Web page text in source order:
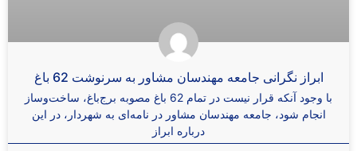
ابراز نگرانی جامعه مهندسان مشاور به سرنوشت 62 باغ
با وجود آنکه قرار نیست در تمام 62 باغ مصوبه برج‌باغ‌، ساخت‌وساز
انجام شود، جامعه مهندسان مشاور در نامه‌ای به شهردار، در این
درباره ابراز